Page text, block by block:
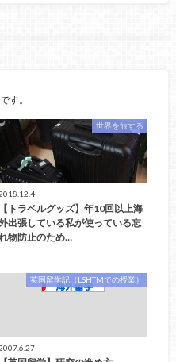
す。
世界を旅する
【トラベルグッズ】年10回以上海
出張している私が使っている忘
物防止のため…
英国留学記（LSHTMでの授業）